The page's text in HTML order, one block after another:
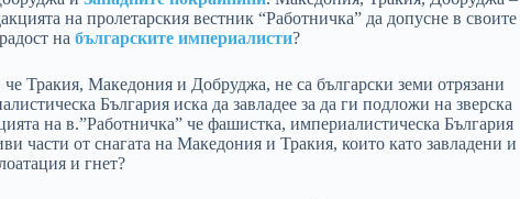
на пролетарския вестник “Работничка” да допусне в своите
на българските империалисти?
Тракия, Македония и Добруджа, не са български земи отрязани
България иска да завладее за да ги подложи на зверска
на в.”Работничка” че фашистка, империалистическа България
части от снагата на Македония и Тракия, които като завладени и
и гнет?